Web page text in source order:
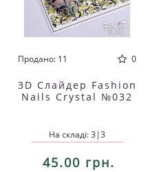
Продано: 11 0
3D Слайдер Fashion
Nails Crystal №032
На складі: 3|3
45.00 грн.